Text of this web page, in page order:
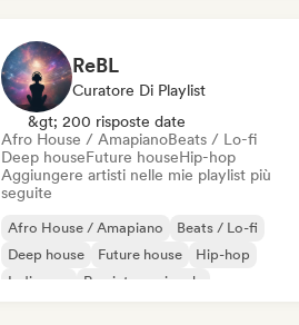
ReBL
Curatore Di Playlist
&gt; 200 risposte date
Afro House / AmapianoBeats / Lo-fi
Deep houseFuture houseHip-hop
Aggiungere artisti nelle mie playlist più
seguite
Afro House / Amapiano
Beats / Lo-fi
Deep house
Future house
Hip-hop
Indie pop
Rap internazionale